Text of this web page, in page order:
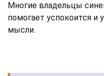
Многие владельцы
помогает успокоится и
мысли.